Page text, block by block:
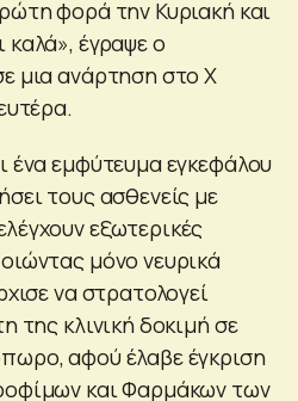
φορά την Κυριακή και
έγραψε ο
μια ανάρτηση στο X
ένα εμφύτευμα εγκεφάλου
τους ασθενείς με
εξωτερικές
μόνο νευρικά
να στρατολογεί
της κλινική δοκιμή σε
αφού έλαβε έγκριση
και Φαρμάκων των